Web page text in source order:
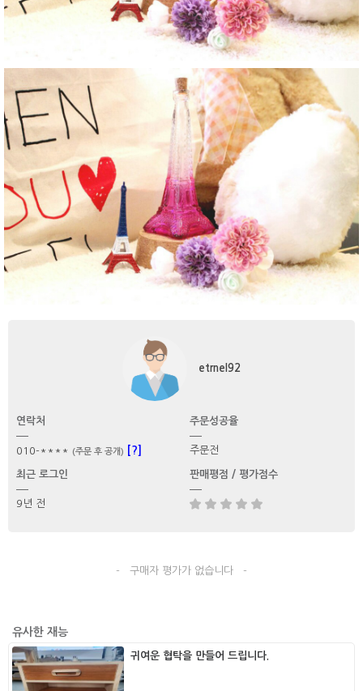
etrnel92
연락처
010-**** (주문 후 공개) [?]
주문성공율
주문전
최근 로그인
9년 전
판매평점 / 평가점수
- 구매자 평가가 없습니다 -
유사한 재능
귀여운 협탁을 만들어 드립니다.